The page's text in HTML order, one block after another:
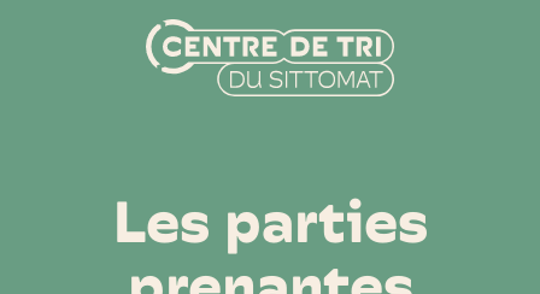
Les parties